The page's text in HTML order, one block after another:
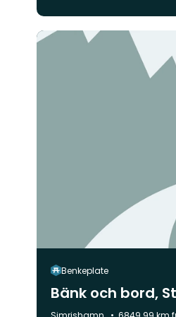
Benkeplate
Bänk och bord,
Kommune: